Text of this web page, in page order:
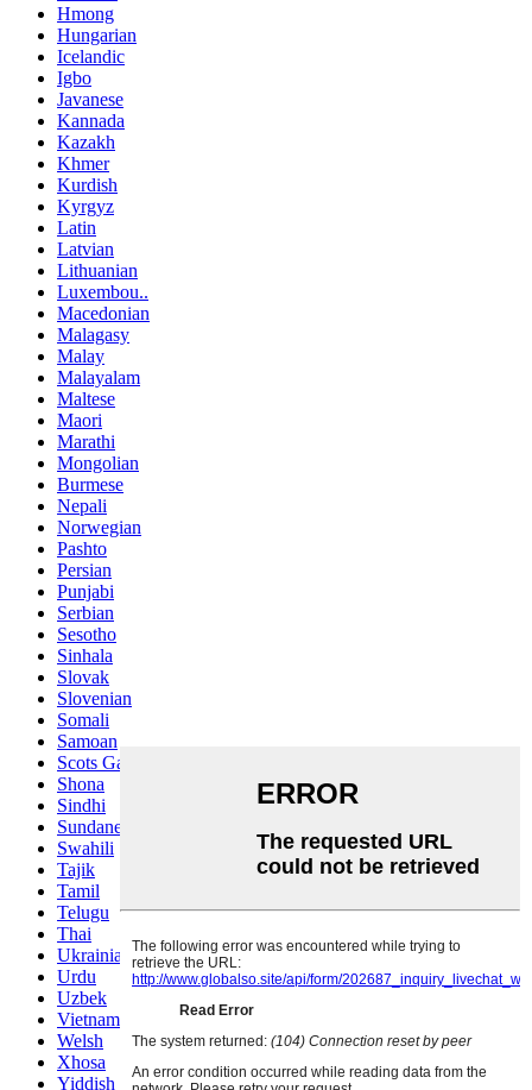
Hmong
Hungarian
Icelandic
Igbo
Javanese
Kannada
Kazakh
Khmer
Kurdish
Kyrgyz
Latin
Latvian
Lithuanian
Luxembou..
Macedonian
Malagasy
Malay
Malayalam
Maltese
Maori
Marathi
Mongolian
Burmese
Nepali
Norwegian
Pashto
Persian
Punjabi
Serbian
Sesotho
Sinhala
Slovak
Slovenian
Somali
Samoan
Scots Gaelic
Shona
Sindhi
Sundanese
Swahili
Tajik
Tamil
Telugu
Thai
Ukrainian
Urdu
Uzbek
Vietnamese
Welsh
Xhosa
Yiddish